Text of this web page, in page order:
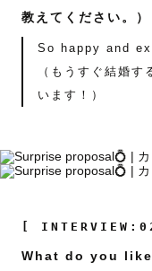
教えてください。）
So happy and
（もうすぐ結婚
います！）
[
What do you like